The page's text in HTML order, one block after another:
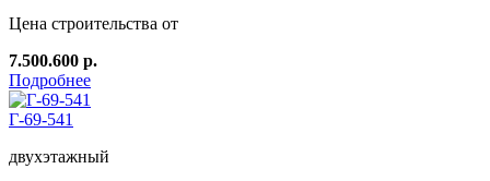
Цена строительства от
7.500.600 р.
Подробнее
Г-69-541
двухэтажный